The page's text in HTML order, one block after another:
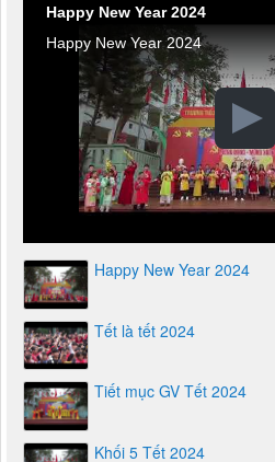
Happy New Year 2024
Happy New Year 2024
Happy New Year 2024
Tết là tết 2024
Tiết mục GV Tết 2024
Khối 5 Tết 2024